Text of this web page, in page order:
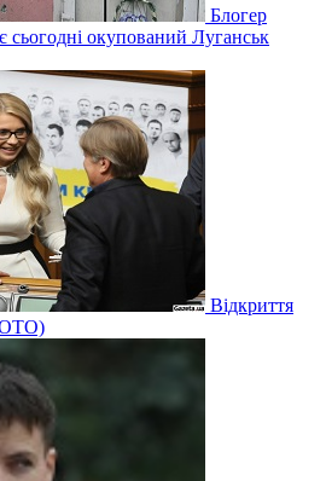
Блогер
сьогодні окупований Луганськ
Відкриття